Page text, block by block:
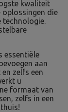
kwaliteit
die
technologie.
essentiële
aan
zelfs een
u
formaat van
zelfs in een